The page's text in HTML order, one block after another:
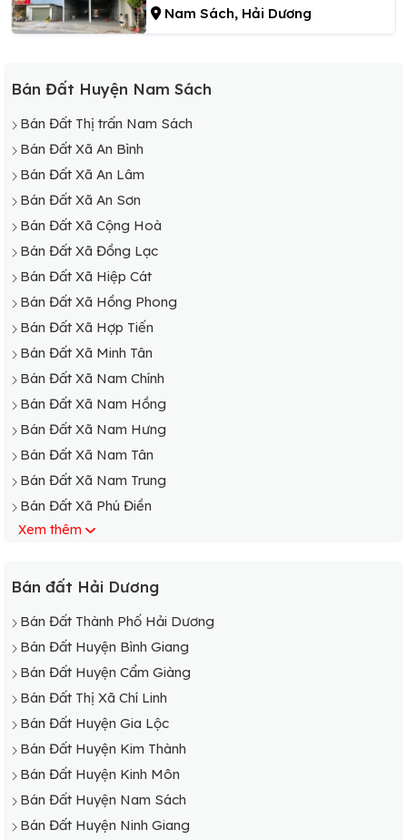
Nam Sách, Hải Dương
Bán Đất Huyện Nam Sách
Bán Đất Thị trấn Nam Sách
Bán Đất Xã An Bình
Bán Đất Xã An Lâm
Bán Đất Xã An Sơn
Bán Đất Xã Cộng Hoà
Bán Đất Xã Đồng Lạc
Bán Đất Xã Hiệp Cát
Bán Đất Xã Hồng Phong
Bán Đất Xã Hợp Tiến
Bán Đất Xã Minh Tân
Bán Đất Xã Nam Chính
Bán Đất Xã Nam Hồng
Bán Đất Xã Nam Hưng
Bán Đất Xã Nam Tân
Bán Đất Xã Nam Trung
Bán Đất Xã Phú Điền
Bán Đất Xã Quốc Tuấn
Bán Đất Xã Thanh Quang
Xem thêm
Bán đất Hải Dương
Bán Đất Thành Phố Hải Dương
Bán Đất Huyện Bình Giang
Bán Đất Huyện Cẩm Giàng
Bán Đất Thị Xã Chí Linh
Bán Đất Huyện Gia Lộc
Bán Đất Huyện Kim Thành
Bán Đất Huyện Kinh Môn
Bán Đất Huyện Nam Sách
Bán Đất Huyện Ninh Giang